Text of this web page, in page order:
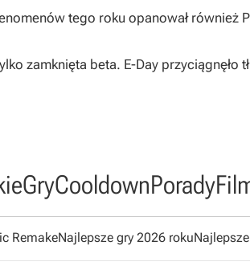
tego roku opanował również
zamknięta beta. E-Day przyciągnęło
GryCooldownPorady
RemakeNajlepsze gry 2026 roku